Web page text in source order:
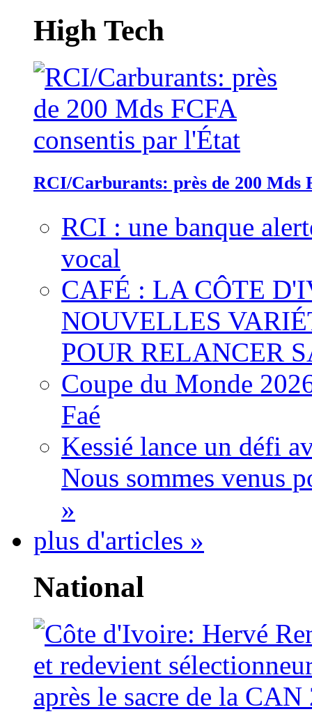
High Tech
RCI/Carburants: près de 200 Mds
RCI : une banque
vocal
CAFÉ : LA CÔTE
NOUVELLES
POUR RELANCER
Coupe du Monde
Faé
Kessié lance un défi
Nous sommes venus
»
plus d'articles »
National